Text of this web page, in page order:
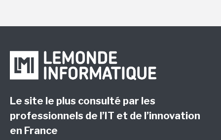
Le site le plus consulté par les
professionnels de l’IT et de l’innovation
en France